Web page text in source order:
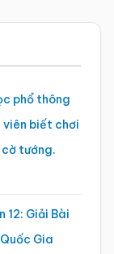
phổ thông
viên biết chơi
tướng.
12: Giải Bài
Gia